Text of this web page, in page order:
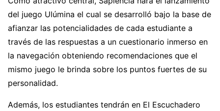
del juego Ulúmina el cual se desarrolló bajo la base de
afianzar las potencialidades de cada estudiante a
través de las respuestas a un cuestionario inmerso en
la navegación obteniendo recomendaciones que el
mismo juego le brinda sobre los puntos fuertes de su
personalidad.
Además, los estudiantes tendrán en El Escuchadero